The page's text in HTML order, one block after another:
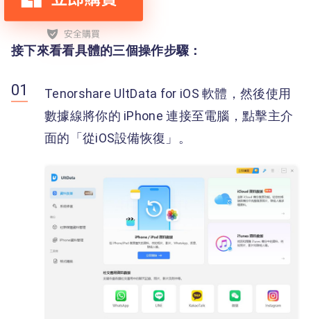
接下來看看具體的三個操作步驟：
Tenorshare UltData for iOS 軟體，然後使用
數據線將你的 iPhone 連接至電腦，點擊主介
面的「從iOS設備恢復」。